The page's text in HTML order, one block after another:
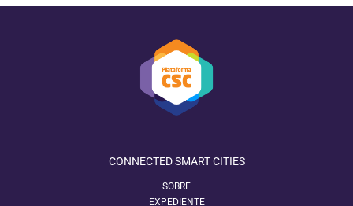
CONNECTED SMART CITIES
SOBRE
EXPEDIENTE